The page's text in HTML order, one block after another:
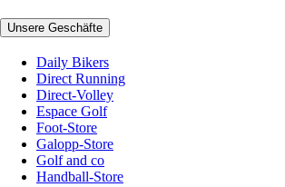
Unsere Geschäfte
Daily Bikers
Direct Running
Direct-Volley
Espace Golf
Foot-Store
Galopp-Store
Golf and co
Handball-Store